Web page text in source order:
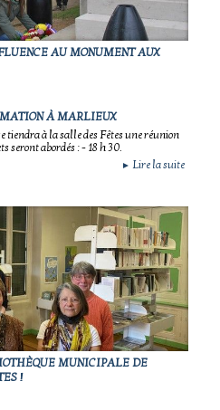
AU MONUMENT AUX
À MARLIEUX
tiendra à la salle des Fêtes une réunion
seront abordés : - 18 h 30.
► Lire la suite
MUNICIPALE DE
!